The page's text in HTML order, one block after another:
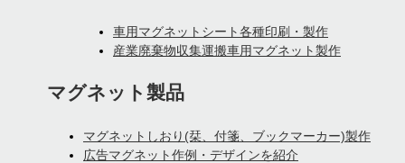
車用マグネットシート各種印刷・製作
産業廃棄物収集運搬車用マグネット製作
マグネット製品
マグネットしおり(栞、付箋、ブックマーカー)製作
広告マグネット作例・デザインを紹介